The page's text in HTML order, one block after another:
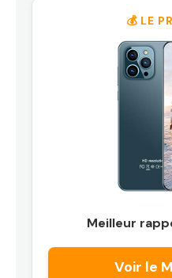
💰 LE
Meilleur
Voir le